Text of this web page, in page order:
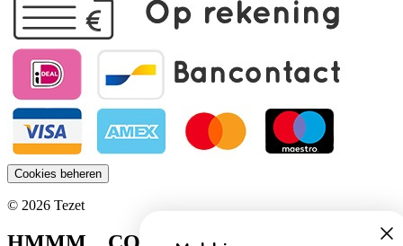
Cookies beheren
© 2026 Tezet